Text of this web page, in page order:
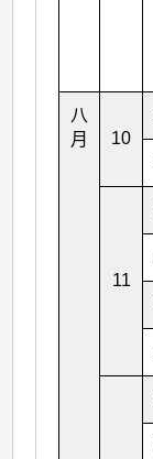
八
月
10
11